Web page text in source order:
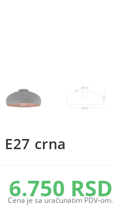
crna
6.750 RSD
Cena je sa uračunatim PDV-om.